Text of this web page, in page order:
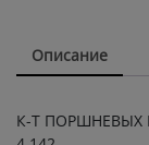
Описание
К-Т ПОРШНЕВЫХ